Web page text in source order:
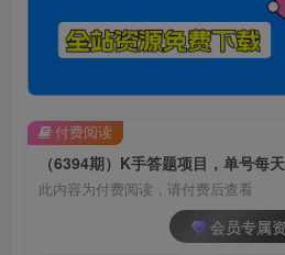
此内容为付费阅读，请付费后查看
会员专属
付费阅读